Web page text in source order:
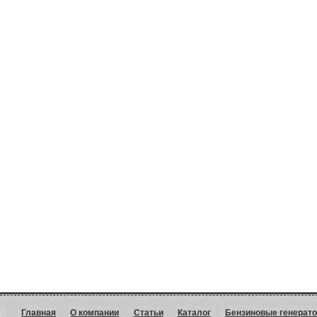
Главная О компании Статьи Каталог Бензиновые